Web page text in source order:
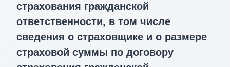
страхования гражданской
ответственности, в том числе
сведения о страховщике и о размере
страховой суммы по договору